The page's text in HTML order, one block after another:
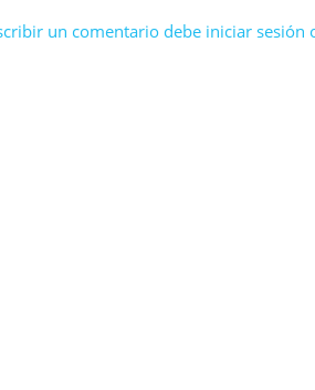
un comentario debe iniciar sesión